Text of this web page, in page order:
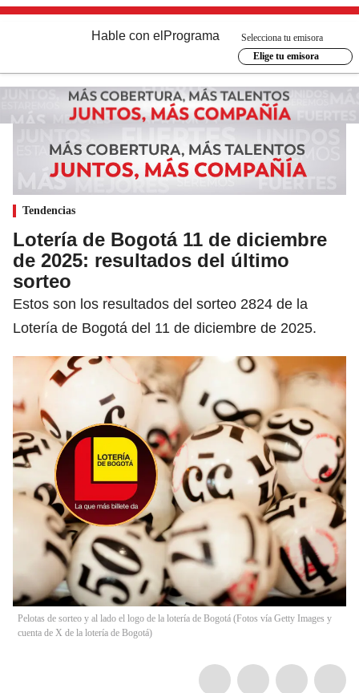
Hable con el Programa
Selecciona tu emisora
Elige tu emisora
Tendencias
Lotería de Bogotá 11 de diciembre
de 2025: resultados del último
sorteo
Estos son los resultados del sorteo 2824 de la
Lotería de Bogotá del 11 de diciembre de 2025.
Pelotas de sorteo y al lado el logo de la lotería de Bogotá (Fotos vía Getty Images y
cuenta de X de la lotería de Bogotá)